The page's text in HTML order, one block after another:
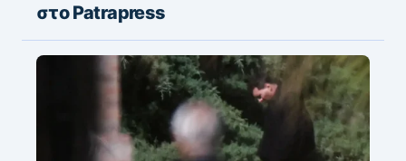
στο Patrapress